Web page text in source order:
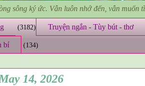
sông ký ức. Vẫn luôn nhớ đến, vẫn muốn
(3182) Truyện ngắn - Tùy bút - thơ
bí (134)
14, 2026